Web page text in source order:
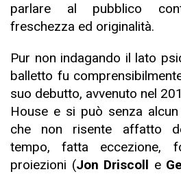
parlare al pubblico
freschezza ed originalità.
Pur non indagando il lato
balletto fu
suo debutto, avvenuto nel
House e si può senza
che non risente affatto
tempo, fatta eccezione,
proiezioni (Jon Driscoll e